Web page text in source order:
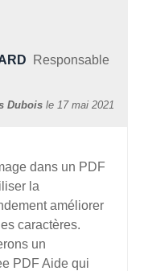
Responsable
Dubois le 17 mai 2021
dans un PDF
la
améliorer
caractères.
un
PDF Aide qui